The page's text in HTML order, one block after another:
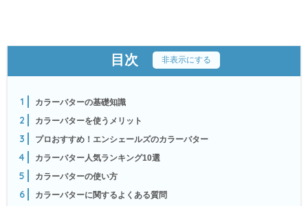
目次 非表示にする
1 カラーバターの基礎知識
2 カラーバターを使うメリット
3 プロおすすめ！エンシェールズのカラーバター
4 カラーバター人気ランキング10選
5 カラーバターの使い方
6 カラーバターに関するよくある質問